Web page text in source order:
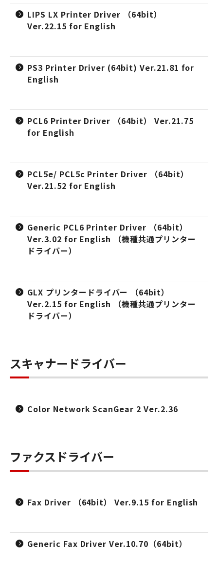
LIPS LX Printer Driver （64bit）
Ver.22.15 for English
PS3 Printer Driver (64bit) Ver.21.81 for
English
PCL6 Printer Driver （64bit） Ver.21.75
for English
PCL5e/ PCL5c Printer Driver （64bit）
Ver.21.52 for English
Generic PCL6 Printer Driver （64bit）
Ver.3.02 for English （機種共通プリンター
ドライバー）
GLX プリンタードライバー （64bit）
Ver.2.15 for English （機種共通プリンター
ドライバー）
スキャナードライバー
Color Network ScanGear 2 Ver.2.36
ファクスドライバー
Fax Driver （64bit） Ver.9.15 for English
Generic Fax Driver Ver.10.70（64bit）